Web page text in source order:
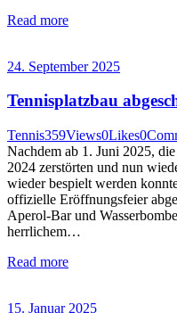
Read more
24. September 2025
Tennisplatzbau
Tennis359Views0Likes0
Nachdem ab 1. Juni 2025,
2024 zerstörten und nun
wieder bespielt werden
offizielle Eröffnungsfeier
Aperol-Bar und
herrlichem…
Read more
15. Januar 2025